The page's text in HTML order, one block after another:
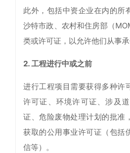
此外，包括中资企业在内的所
沙特市政、农村和住房部（
类或许可证，以允许他们从事承
2. 工程进行中或之前
进行工程项目需要获得多种许
许可证、环境许可证、涉及
证、危险废物处理计划的批准
获取的公用事业许可证（包括
信等）。